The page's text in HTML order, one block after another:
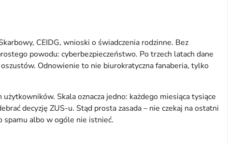
CEIDG, wnioski o świadczenia rodzinne. Bez
powodu: cyberbezpieczeństwo. Po trzech latach dane
Odnowienie to nie biurokratyczna fanaberia, tylko
Skala oznacza jedno: każdego miesiąca tysiące
decyzję ZUS-u. Stąd prosta zasada – nie czekaj na ostatni
spamu albo w ogóle nie istnieć.